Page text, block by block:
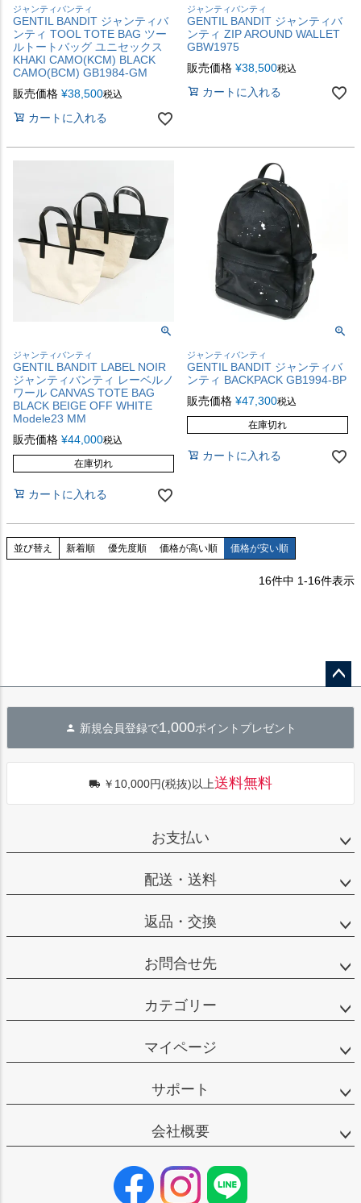
ジャンティバンティ
GENTIL BANDIT ジャンティバ
ンティ TOOL TOTE BAG ツー
ルトートバッグ ユニセックス
KHAKI CAMO(KCM) BLACK
CAMO(BCM) GB1984-GM
販売価格 ¥38,500税込
カートに入れる
ジャンティバンティ
GENTIL BANDIT ジャンティバ
ンティ ZIP AROUND WALLET
GBW1975
販売価格 ¥38,500税込
カートに入れる
ジャンティバンティ
GENTIL BANDIT LABEL NOIR
ジャンティバンティ レーベルノ
ワール CANVAS TOTE BAG
BLACK BEIGE OFF WHITE
Modele23 MM
販売価格 ¥44,000税込
在庫切れ
カートに入れる
ジャンティバンティ
GENTIL BANDIT ジャンティバ
ンティ BACKPACK GB1994-BP
販売価格 ¥47,300税込
在庫切れ
カートに入れる
並び替え 新着順 優先度順 価格が高い順 価格が安い順
16件中 1-16件表示
へ
新規会員登録で1,000ポイントプレゼント
￥10,000円(税抜)以上送料無料
お支払い
配送・送料
返品・交換
お問合せ先
カテゴリー
マイページ
サポート
会社概要